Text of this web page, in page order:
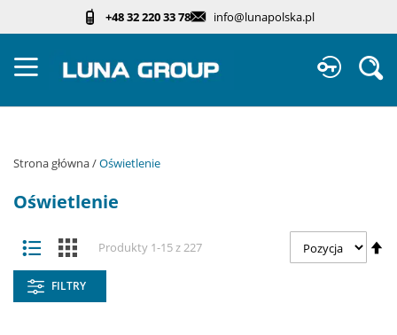
+48 32 220 33 78 info@lunapolska.pl
Strona główna Oświetlenie
Oświetlenie
Zobacz
jako
Lista KafelkiProdukty 1-15z227
FILTRY